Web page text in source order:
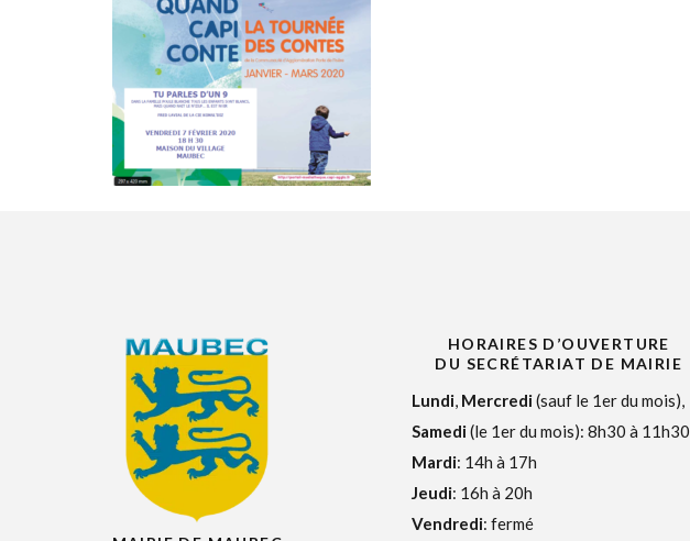
HORAIRES D’OUVERTURE
DU SECRÉTARIAT DE MAIRIE
Lundi, Mercredi(sauf le 1er du mois),
Samedi(le 1er du mois): 8h30 à 11h30
Mardi: 14h à 17h
Jeudi: 16h à 20h
Vendredi: fermé